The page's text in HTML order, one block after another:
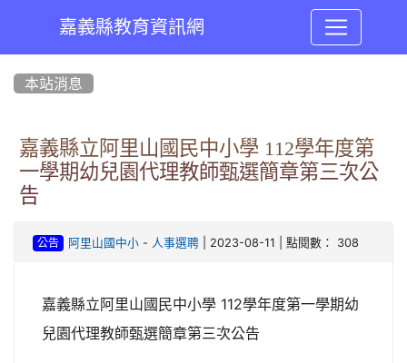
嘉義縣教育資訊網
本站消息
嘉義縣立阿里山國民中小學 112學年度第
一學期幼兒園代理教師甄選簡章第三次公
告
公告 阿里山國中小- 人事選聘| 2023-08-11 | 點閱數： 308
嘉義縣立阿里山國民中小學 112學年度第一學期幼
兒園代理教師甄選簡章第三次公告